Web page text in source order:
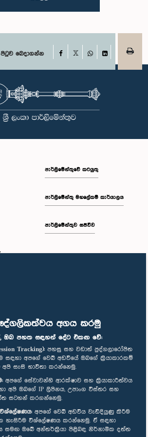
අගය කරමු
ඔබ පහත සඳහන් දේට එකඟ වේ:
Tracking): පහසු සහ වඩාත් පුද්ගලාරෝපිත
සඳහා අපගේ වෙබ් අඩවියේ ඔබගේ ක්‍රියාකාරකම්
සැසි භාවිතා කරන්නෙමු.
අපගේ සේවාවන්හි ආරක්ෂාව සහ ක්‍රියාකාරීත්වය
අපි ඔබගේ IP ලිපිනය, උපාංග විස්තර සහ
සටහන් කරගන්නෙමු.
අපගේ වෙබ් අඩවිය වැඩිදියුණු කිරීම
හැසිරීම විශ්ලේෂණය කරන්නෙමු. ඒ සඳහා
සමඟ ඔබේ අන්තර්ක්‍රියා පිළිබඳ නිර්නාමික දත්ත
ආචාරධර්ම හා වරප්‍රසාද පිළිබඳ කාරක සභාව
අතර, එහිදී, ඔවුන් විසින් සිය හැසිරීම සම්බන්ධයෙන්
සිටින බව සඳහන් කෙරිණි. පාර්ලිමේන්තු කාරක
සහ ස්ථාපිත ක්‍රියාපටිපාටිවලට ගෞරව කිරීමේ
අවබෝධයකින් යුතුව තම ක්‍රියාවන්හි බරපතලකම
සභාව සහ පොදු ව්‍යාපාර පිළිබඳ කාරක සභාවේ
නිසි පරිදි සලකා බැලීමෙන් අනතුරුව, ඉහත
දෙන ලෙස කරන ලද ඉල්ලීම පිළිගන්නා
සභා රැස්වීම් සඳහා පෙනී සිටින සියලුම පුද්ගලයන්
මට්ටමින් ආචාරධර්ම හා හැසිරීම් අනුගමනය
හා අධිකාරිය ආරක්ෂා කරමින් කටයුතු කිරීමත්
බෙදාගන්න Facebook
WhatsAppLinkedIn
පාර්ලිමේන්තුවේ කටයුතු
පාර්ලිමේන්තු මහලේකම් කාර්යාලය
පාර්ලිමේන්තුව සජීවීව
: